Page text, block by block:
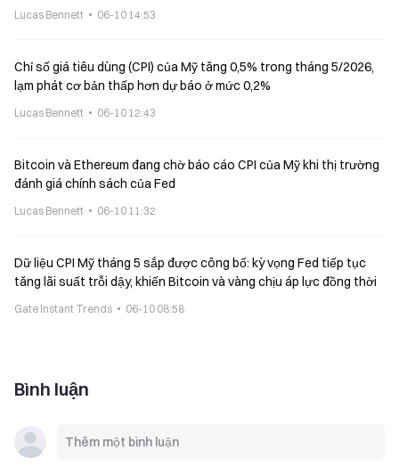
Lucas Bennett 06-10 14:53
Chỉ số giá tiêu dùng (CPI) của Mỹ tăng 0,5% trong tháng 5/2026,
lạm phát cơ bản thấp hơn dự báo ở mức 0,2%
Lucas Bennett 06-10 12:43
Bitcoin và Ethereum đang chờ báo cáo CPI của Mỹ khi thị trường
đánh giá chính sách của Fed
Lucas Bennett 06-10 11:32
Dữ liệu CPI Mỹ tháng 5 sắp được công bố: kỳ vọng Fed tiếp tục
tăng lãi suất trỗi dậy, khiến Bitcoin và vàng chịu áp lực đồng thời
Gate Instant Trends 06-10 08:58
Bình luận